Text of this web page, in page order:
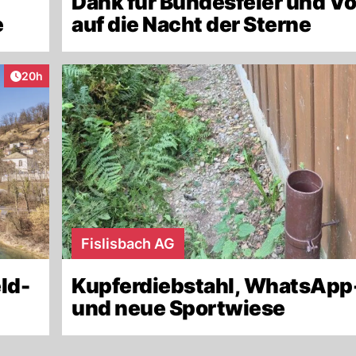
auf die Nacht der Sterne
Artikel veröffentlicht:
20h
Fislisbach AG
Kupferdiebstahl,
und neue Sportwiese